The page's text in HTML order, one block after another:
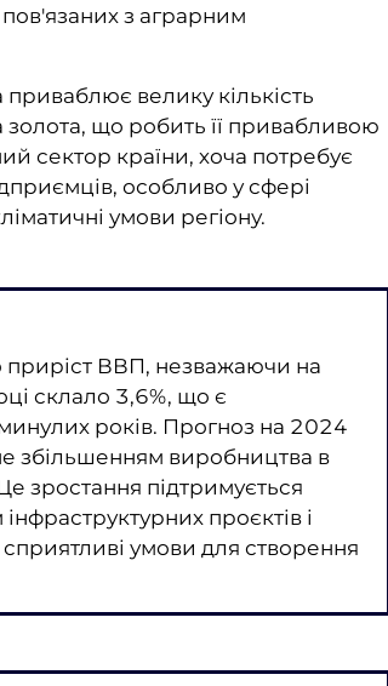
з аграрним
велику кількість
золота, що робить її привабливою
сектор країни, хоча потребує
особливо у сфері
умови регіону.
приріст ВВП, незважаючи на
склало 3,6%, що є
років. Прогноз на 2024
збільшенням виробництва в
зростання підтримується
проєктів і
умови для створення